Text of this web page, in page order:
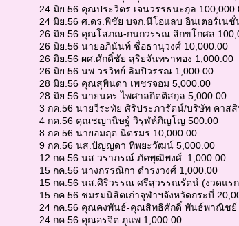
24 มิย.56 คุณประวิตร เจนวรรธนะกุล
24 มิย.56 ศ.ดร.พิชัย บจก.นีโอแลบ อินเตอร์เน
26 มิย.56 คุณโสภณ-กนกวรรณ สิกขโกศล
26 มิย.56 นายอภินันท์ ซื่อธานุวงศ์ 10,000.00
26 มิย.56 ผศ.ศักดิ์ชัย สุริยจันทราทอง 1,000.00
26 มิย.56 นพ.วรวิทย์ ลิมปิวรรณ 1,000.00
28 มิย.56 คุณสุพินดา เพชรจอม 5,000.00
28 มิย.56 นายนคร ไพศาลกิตติสกุล 5,000.00
3 กค.56 นายวีระทัย ศิริประภารัตน์/บริษัท คาส
4 กค.56 คุณชญานิษฐ์ วิรุฬห์ภิญโญ 500.00
8 กค.56 นายอมฤต นิตรมร 10,000.00
9 กค.56 นส.ปัญญดา ทิพยะวัฒน์ 5,000.00
12 กค.56 นส.วราภรณ์ ภัคพุฒิพงศ์ 1,000.00
15 กค.56 นางกรรณิกา ดำรงวงศ์ 1,000.00
15 กค.56 นส.ศิริวรรณ ศรีสุวรรณรัตน์ (งวดแรก
15 กค.56 ชมรมนิสิตเก่าจุฬาฯจังหวัดกระบี่
24 กค.56 คุณคงพันธ์-คุณสิทธิศักดิ์ พันธ์พาณิชย์
24 กค.56 คุณอรจิต ภูแพ 1,000.00